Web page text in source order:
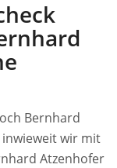
Bernhard
wir mit
Atzenhofer